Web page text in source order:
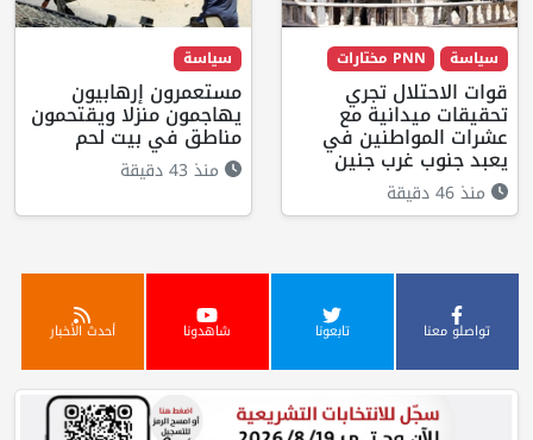
سياسة PNN مختارات
قوات الاحتلال تجري
تحقيقات ميدانية مع
عشرات المواطنين في
يعبد جنوب غرب جنين
منذ 46 دقيقة
سياسة
مستعمرون إرهابيون
يهاجمون منزلا ويقتحمون
مناطق في بيت لحم
منذ 43 دقيقة
تواصلو معنا تابعونا شاهدونا أحدث الأخبار